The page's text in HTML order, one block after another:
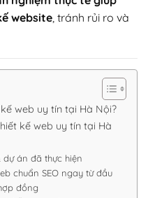
website , tránh rủi ro và
web uy tín tại Hà Nội?
kế web uy tín tại Hà
dự án đã thực hiện
chuẩn SEO ngay từ đầu
đồng